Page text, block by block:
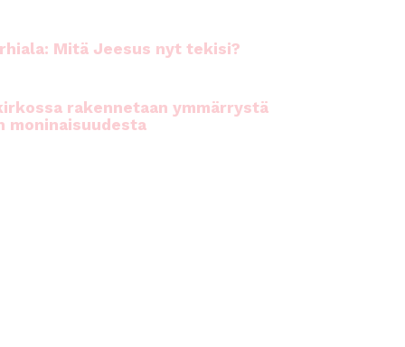
Mitä Jeesus nyt tekisi?
rakennetaan ymmärrystä
moninaisuudesta